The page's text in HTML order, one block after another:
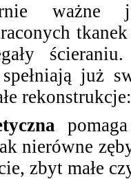
ważne
już
nierówne
zbyt małe